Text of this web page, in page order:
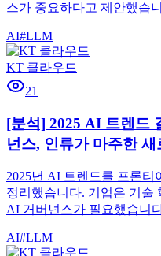
스가 중요하다고 제안했습
AI#LLM
KT 클라우드
21
[분석] 2025 AI 트렌드
넌스, 인류가 마주한 새
2025년 AI 트렌드를 프론티
정리했습니다. 기업은 기술
AI 거버넌스가 필요했습니
AI#LLM